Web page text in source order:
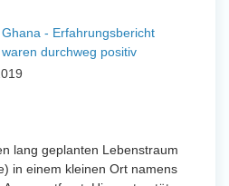
- Erfahrungsbericht
durchweg positiv
lang geplanten Lebenstraum
in einem kleinen Ort namens